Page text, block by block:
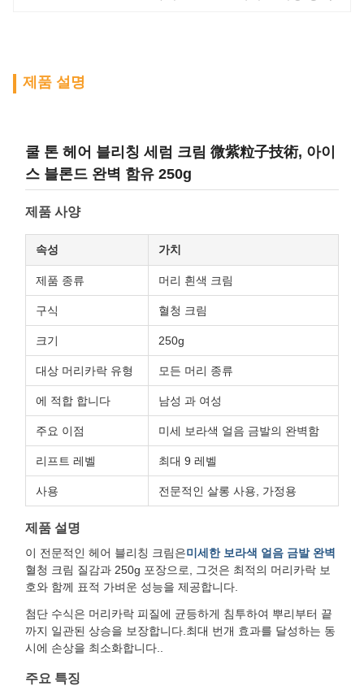
제품 설명
쿨 톤 헤어 블리칭 세럼 크림 微紫粒子技術, 아이
스 블론드 완벽 함유 250g
제품 사양
속성 가치
제품 종류 머리 흰색 크림
구식 혈청 크림
크기 250g
대상 머리카락 유형 모든 머리 종류
에 적합 합니다 남성 과 여성
주요 이점 미세 보라색 얼음 금발의 완벽함
리프트 레벨 최대 9 레벨
사용 전문적인 살롱 사용, 가정용
제품 설명
이 전문적인 헤어 블리칭 크림은미세한 보라색 얼음 금발 완벽
혈청 크림 질감과 250g 포장으로, 그것은 최적의 머리카락 보
호와 함께 표적 가벼운 성능을 제공합니다.
첨단 수식은 머리카락 피질에 균등하게 침투하여 뿌리부터 끝
까지 일관된 상승을 보장합니다.최대 번개 효과를 달성하는 동
시에 손상을 최소화합니다..
주요 특징